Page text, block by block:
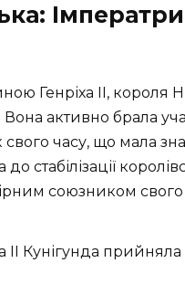
Генріха II, короля
Вона активно брала
свого часу, що мала
стабілізації
союзником свого
II Кунігунда